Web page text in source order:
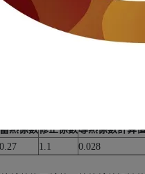
寸厚度的R值，R-value指的
數設計值
蓄熱係數修正係數導熱係數計算
0.27 1.1 0.028